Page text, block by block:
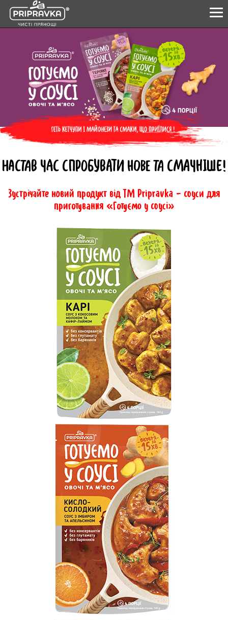
ПРОДУКТИ
КУЛІНАРНА АКАДЕМІЯ
ПРО НАС
ЧИСТІ ПРЯНОЩІ
ПАРТНЕРАМ
0-800-21-26-76
ENG
НАСТАВ ЧАС СПРОБУВАТИ НОВЕ ТА СМАЧНІШЕ!
Зустрічайте новий продукт від ТМ Pripravka - соуси для
приготування «Готуємо у соусі»